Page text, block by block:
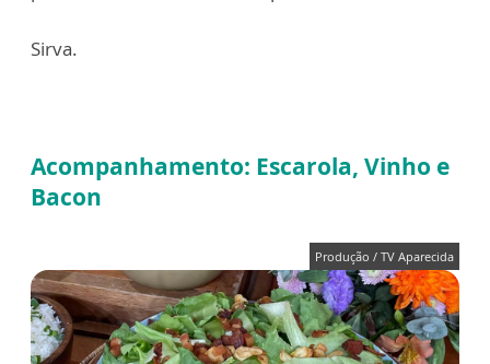
Sirva.
Acompanhamento: Escarola, Vinho e
Bacon
Produção / TV Aparecida